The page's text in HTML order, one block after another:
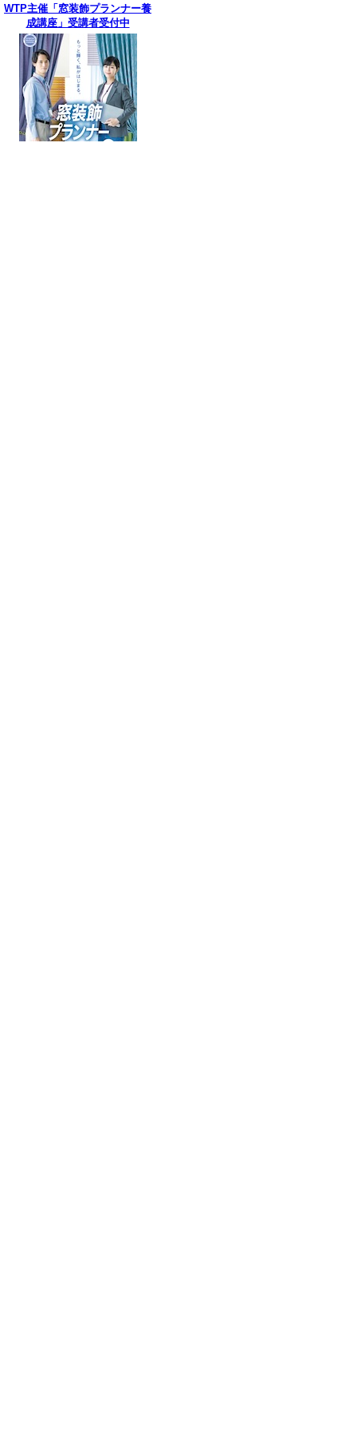
WTP主催「窓装飾プランナー養
成講座」受講者受付中